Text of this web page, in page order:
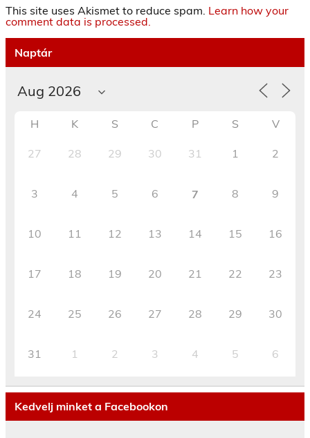
This site uses Akismet to reduce spam. Learn how your
comment data is processed.
Naptár
H K S C P S V
27 28 29 30 31 1 2
3 4 5 6 7 8 9
10 11 12 13 14 15 16
17 18 19 20 21 22 23
24 25 26 27 28 29 30
31 1 2 3 4 5 6
Kedvelj minket a Facebookon